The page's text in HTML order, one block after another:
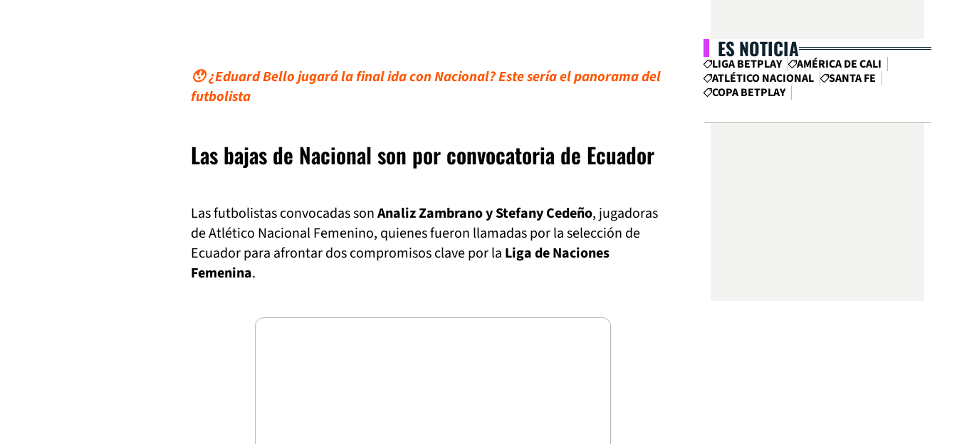
😯 ¿Eduard Bello jugará la final ida con Nacional? Este sería el panorama del
futbolista
Las bajas de Nacional son por convocatoria de Ecuador
Las futbolistas convocadas sonAnaliz Zambrano y Stefany Cedeño, jugadoras
de Atlético Nacional Femenino, quienes fueron llamadas por la selección de
Ecuador para afrontar dos compromisos clave por la Liga de Naciones
Femenina.
ES NOTICIA
LIGA BETPLAY
AMÉRICA DE CALI
ATLÉTICO NACIONAL
SANTA FE
COPA BETPLAY